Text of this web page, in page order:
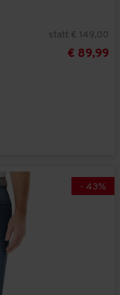
statt € 149,00
€ 89,99
- 43%